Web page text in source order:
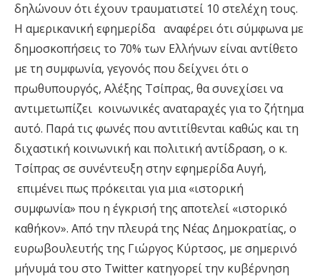
δηλώνουν ότι έχουν τραυματιστεί 10 στελέχη τους.
H αμερικανική εφημερίδα αναφέρει ότι σύμφωνα με
δημοσκοπήσεις το 70% των Ελλήνων είναι αντίθετο
με τη συμφωνία, γεγονός που δείχνει ότι ο
πρωθυπουργός, Αλέξης Τσίπρας, θα συνεχίσει να
αντιμετωπίζει κοινωνικές αναταραχές για το ζήτημα
αυτό. Παρά τις φωνές που αντιτίθενται καθώς και τη
διχαστική κοινωνική και πολιτική αντίδραση, ο κ.
Τσίπρας σε συνέντευξη στην εφημερίδα Αυγή,
επιμένει πως πρόκειται για μια «ιστορική
συμφωνία» που η έγκρισή της αποτελεί «ιστορικό
καθήκον». Από την πλευρά της Νέας Δημοκρατίας, ο
ευρωβουλευτής της Γιώργος Κύρτσος, με σημερινό
μήνυμά του στο Twitter κατηγορεί την κυβέρνηση